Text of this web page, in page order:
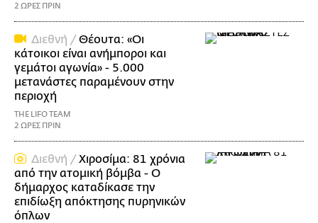
2 ΩΡΕΣ ΠΡΙΝ
Διεθνή /Θέουτα: «Οι
κάτοικοι είναι ανήμποροι και
γεμάτοι αγωνία» - 5.000
μετανάστες παραμένουν στην
περιοχή
THE LIFO TEAM
2 ΩΡΕΣ ΠΡΙΝ
Διεθνή /Χιροσίμα: 81 χρόνια
από την ατομική βόμβα - Ο
δήμαρχος καταδίκασε την
επιδίωξη απόκτησης πυρηνικών
όπλων